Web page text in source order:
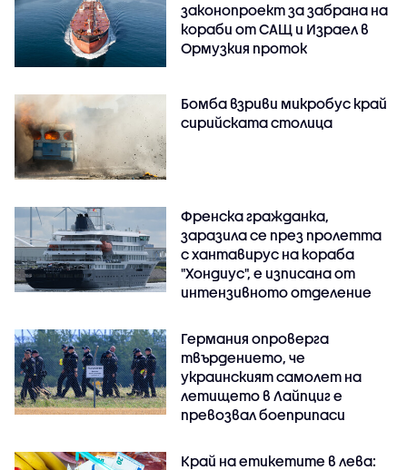
законопроект за забрана на
кораби от САЩ и Израел в
Ормузкия проток
Бомба взриви микробус край
сирийската столица
Френска гражданка,
заразила се през пролетта
с хантавирус на кораба
"Хондиус", е изписана от
интензивното отделение
Германия опроверга
твърдението, че
украинският самолет на
летището в Лайпциг е
превозвал боеприпаси
Край на етикетите в лева: